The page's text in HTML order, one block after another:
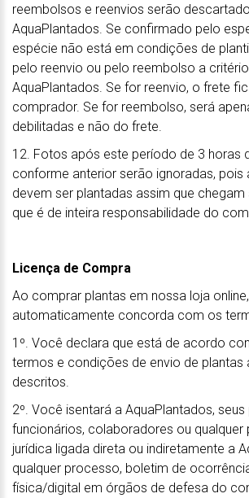
reembolsos e reenvios serão
AquaPlantados. Se confirmado pelo
espécie não está em condições de
pelo reenvio ou pelo reembolso a
AquaPlantados. Se for reenvio, o frete
comprador. Se for reembolso, será
debilitadas e não do frete.
12. Fotos após este período de 3 horas
conforme anterior serão ignoradas, pois
devem ser plantadas assim que
que é de inteira responsabilidade do
Licença de Compra
Ao comprar plantas em nossa loja
automaticamente concorda com os
1º. Você declara que está de acordo
termos e condições de envio de plantas
descritos.
2º. Você isentará a AquaPlantados,
funcionários, colaboradores ou qualquer
jurídica ligada direta ou indiretamente a
qualquer processo, boletim de
física/digital em órgãos de defesa do